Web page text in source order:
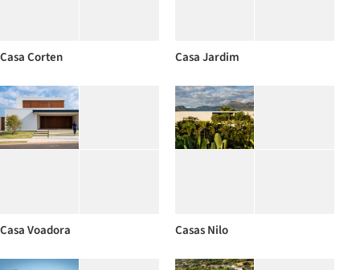
Casa Corten Casa Jardim
Casa Voadora Casas Nilo